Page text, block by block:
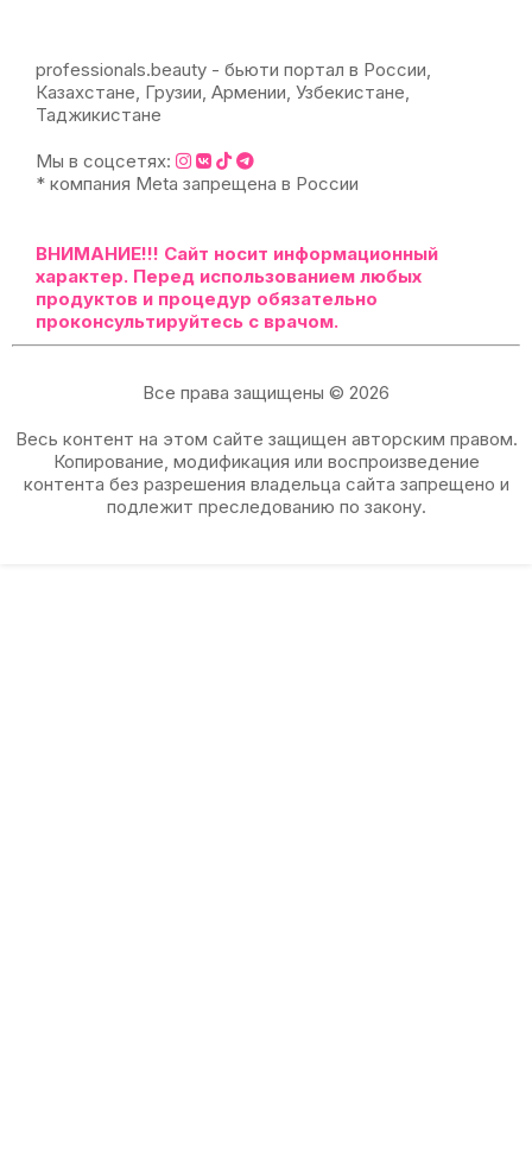
professionals.beauty - бьюти портал в России,
Казахстане, Грузии, Армении, Узбекистане,
Таджикистане
Мы в соцсетях:
* компания Meta запрещена в России
ВНИМАНИЕ!!! Сайт носит информационный
характер. Перед использованием любых
продуктов и процедур обязательно
проконсультируйтесь с врачом.
Все права защищены © 2026
Весь контент на этом сайте защищен авторским правом.
Копирование, модификация или воспроизведение
контента без разрешения владельца сайта запрещено и
подлежит преследованию по закону.